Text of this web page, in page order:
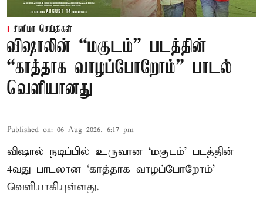
சினிமா செய்திகள்
விஷாலின் “மகுடம்” படத்தின்
“காத்தாக வாழப்போறோம்” பாடல்
வெளியானது
Published on: 06 Aug 2026, 6:17 pm
விஷால் நடிப்பில் உருவான ‘மகுடம்’ படத்தின்
4வது பாடலான ‘காத்தாக வாழப்போறோம்’
வெளியாகியுள்ளது.